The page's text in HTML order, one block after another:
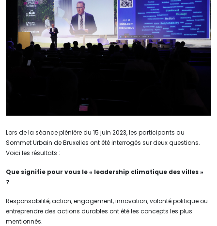
Lors de la séance plénière du 15 juin 2023, les participants au
Sommet Urbain de Bruxelles ont été interrogés sur deux questions.
Voici les résultats :
Que signifie pour vous le « leadership climatique des villes »
?
Responsabilité, action, engagement, innovation, volonté politique ou
entreprendre des actions durables ont été les concepts les plus
mentionnés.